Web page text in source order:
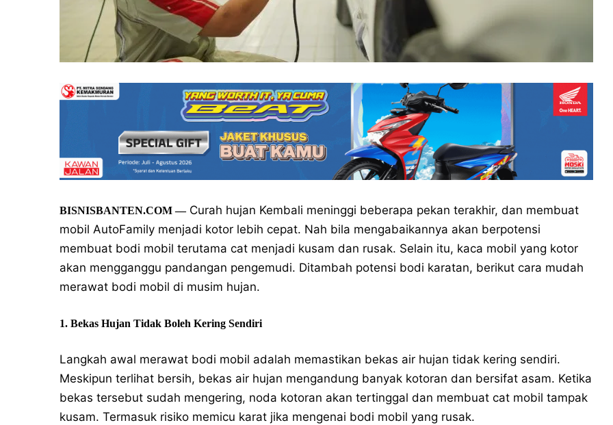
BISNISBANTEN.COM —Curah hujan Kembali meninggi beberapa pekan terakhir, dan membuat
mobil AutoFamily menjadi kotor lebih cepat. Nah bila mengabaikannya akan berpotensi
membuat bodi mobil terutama cat menjadi kusam dan rusak. Selain itu, kaca mobil yang kotor
akan mengganggu pandangan pengemudi. Ditambah potensi bodi karatan, berikut cara mudah
merawat bodi mobil di musim hujan.
1. Bekas Hujan Tidak Boleh Kering Sendiri
Langkah awal merawat bodi mobil adalah memastikan bekas air hujan tidak kering sendiri.
Meskipun terlihat bersih, bekas air hujan mengandung banyak kotoran dan bersifat asam. Ketika
bekas tersebut sudah mengering, noda kotoran akan tertinggal dan membuat cat mobil tampak
kusam. Termasuk risiko memicu karat jika mengenai bodi mobil yang rusak.